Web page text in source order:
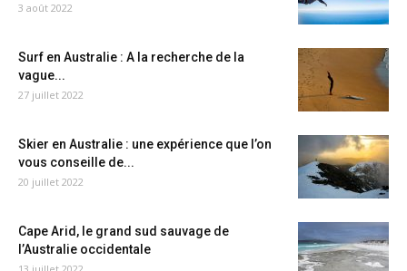
3 août 2022
Surf en Australie : A la recherche de la
vague...
27 juillet 2022
Skier en Australie : une expérience que l’on
vous conseille de...
20 juillet 2022
Cape Arid, le grand sud sauvage de
l’Australie occidentale